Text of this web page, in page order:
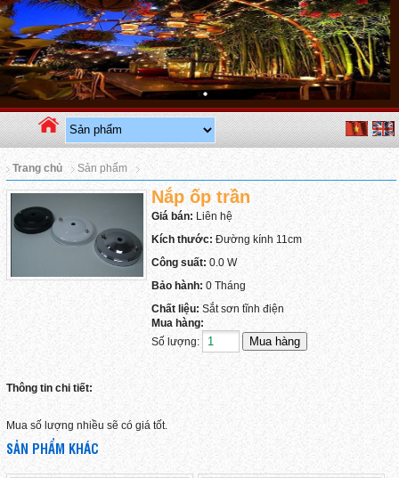
Trang chủ Sản phẩm
Nắp ốp trần
Giá bán: Liên hệ
Kích thước: Đường kính 11cm
Công suất: 0.0 W
Bảo hành: 0 Tháng
Chất liệu: Sắt sơn tĩnh điện
Mua hàng:
Số lượng:
Thông tin chi tiết:
Mua số lượng nhiều sẽ có giá tốt.
SẢN PHẨM KHÁC